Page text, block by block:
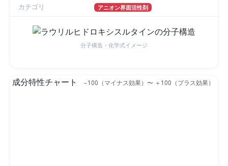
カテゴリ アニオン界面活性剤
分子構造・化学式イメージ
成分特性チャート −100（マイナス効果）〜 ＋100（プラス効果）